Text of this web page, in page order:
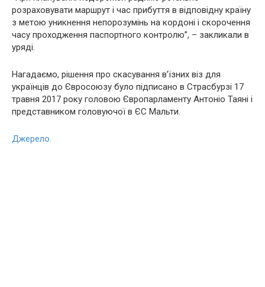
розраховувати маршрут і час прибуття в відповідну країну
з метою уникнення непорозумінь на кордоні і скорочення
часу проходження паспортного контролю”, – закликали в
уряді.
Нагадаємо, рішення про скасування в’їзних віз для
українців до Євросоюзу було підписано в Страсбурзі 17
травня 2017 року головою Європарламенту Антоніо Таяні і
представником головуючої в ЄС Мальти.
Джерело.